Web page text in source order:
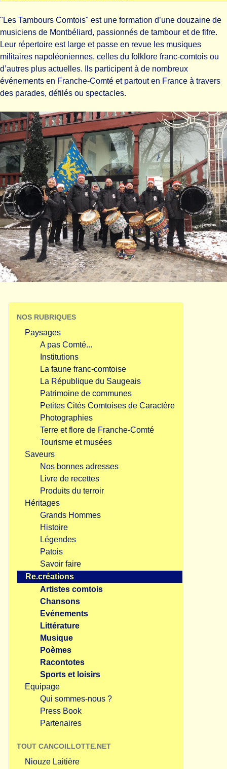
"Les Tambours Comtois" est une formation d’une douzaine de
musiciens de Montbéliard, passionnés de tambour et de fifre.
Leur répertoire est large et passe en revue les musiques
militaires napoléoniennes, celles du folklore franc-comtois ou
d’autres plus actuelles. Ils participent à de nombreux
événements en Franche-Comté et partout en France à travers
des parades, défilés ou spectacles.
NOS RUBRIQUES
Paysages
A pas Comté...
Institutions
La faune franc-comtoise
La République du Saugeais
Patrimoine de communes
Petites Cités Comtoises de Caractère
Photographies
Terre et flore de Franche-Comté
Tourisme et musées
Saveurs
Nos bonnes adresses
Livre de recettes
Produits du terroir
Héritages
Grands Hommes
Histoire
Légendes
Patois
Savoir faire
Re.créations
Artistes comtois
Chansons
Evénements
Littérature
Musique
Poèmes
Racontotes
Sports et loisirs
Equipage
Qui sommes-nous ?
Press Book
Partenaires
TOUT CANCOILLOTTE.NET
Niouze Laitière